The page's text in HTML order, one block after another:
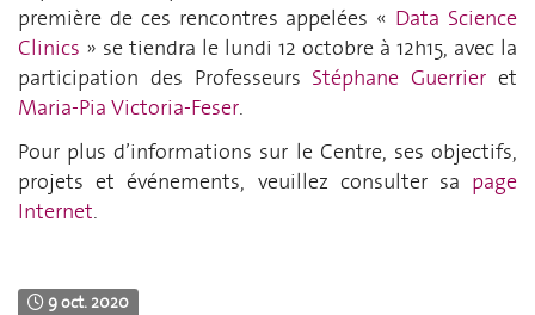
première de ces rencontres appelées « Data Science
Clinics » se tiendra le lundi 12 octobre à 12h15, avec la
participation des Professeurs Stéphane Guerrier et
Maria-Pia Victoria-Feser.
Pour plus d’informations sur le Centre, ses objectifs,
projets et événements, veuillez consulter sa page
Internet.
9 oct. 2020